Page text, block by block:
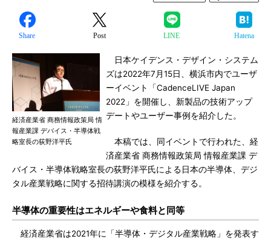
Share Post LINE Hatena
経済産業省 商務情報政策局 情
報産業課 デバイス・半導体戦
略室長の荻野洋平氏
日本ケイデンス・デザイン・システム
ズは2022年7月15日、横浜市内でユーザ
ーイベント「CadenceLIVE Japan
2022」を開催し、新製品の技術アップ
デートやユーザー事例を紹介した。
本稿では、同イベントで行われた、経
済産業省 商務情報政策局 情報産業課 デ
バイス・半導体戦略室長の荻野洋平氏による日本の半導体、デジ
タル産業戦略に関する招待講演の模様を紹介する。
半導体の重要性はエネルギーや食料と同等
経済産業省は2021年に「半導体・デジタル産業戦略」を発表す